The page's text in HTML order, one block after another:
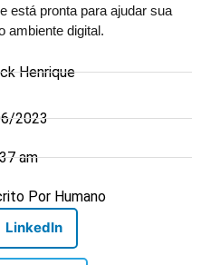
está pronta para ajudar sua
ambiente digital.
Henrique
2023
am
Por Humano
LinkedIn